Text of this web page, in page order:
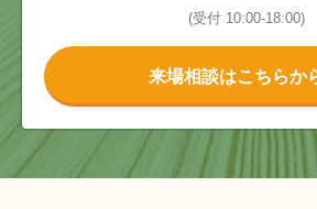
(受付 10:00-18:00)
来場相談はこちらか